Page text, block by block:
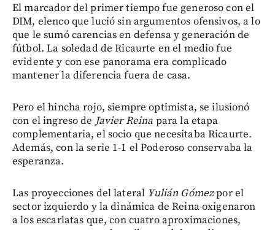
El marcador del primer tiempo fue generoso con el
DIM, elenco que lució sin argumentos ofensivos, a lo
que le sumó carencias en defensa y generación de
fútbol. La soledad de Ricaurte en el medio fue
evidente y con ese panorama era complicado
mantener la diferencia fuera de casa.
Pero el hincha rojo, siempre optimista, se ilusionó
con el ingreso de Javier Reina para la etapa
complementaria, el socio que necesitaba Ricaurte.
Además, con la serie 1-1 el Poderoso conservaba la
esperanza.
Las proyecciones del lateral Yulián Gómezpor el
sector izquierdo y la dinámica de Reina oxigenaron
a los escarlatas que, con cuatro aproximaciones,